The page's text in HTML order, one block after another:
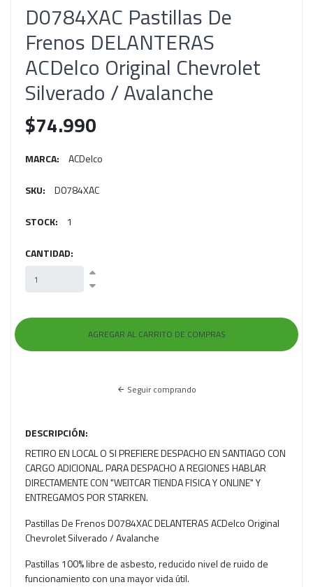
D0784XAC Pastillas De
Frenos DELANTERAS
ACDelco Original Chevrolet
Silverado / Avalanche
$74.990
MARCA: ACDelco
SKU: D0784XAC
STOCK: 1
CANTIDAD:
Seguir comprando
DESCRIPCIÓN:
RETIRO EN LOCAL O SI PREFIERE DESPACHO EN SANTIAGO CON
CARGO ADICIONAL. PARA DESPACHO A REGIONES HABLAR
DIRECTAMENTE CON "WEITCAR TIENDA FISICA Y ONLINE" Y
ENTREGAMOS POR STARKEN.
Pastillas De Frenos D0784XAC DELANTERAS ACDelco Original
Chevrolet Silverado / Avalanche
Pastillas 100% libre de asbesto, reducido nivel de ruido de
funcionamiento con una mayor vida útil.